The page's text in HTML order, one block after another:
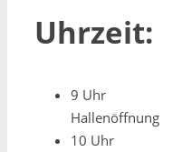
Uhrzeit:
9 Uhr
Hallenöffnung
10 Uhr